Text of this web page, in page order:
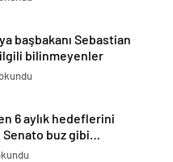
başbakanı Sebastian
bilinmeyenler
6 aylık hedeflerini
Senato buz gibi…